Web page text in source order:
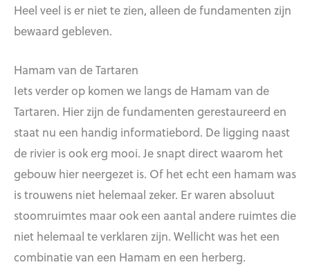
Heel veel is er niet te zien, alleen de fundamenten zijn
bewaard gebleven.
Hamam van de Tartaren
Iets verder op komen we langs de Hamam van de
Tartaren. Hier zijn de fundamenten gerestaureerd en
staat nu een handig informatiebord. De ligging naast
de rivier is ook erg mooi. Je snapt direct waarom het
gebouw hier neergezet is. Of het echt een hamam was
is trouwens niet helemaal zeker. Er waren absoluut
stoomruimtes maar ook een aantal andere ruimtes die
niet helemaal te verklaren zijn. Wellicht was het een
combinatie van een Hamam en een herberg.